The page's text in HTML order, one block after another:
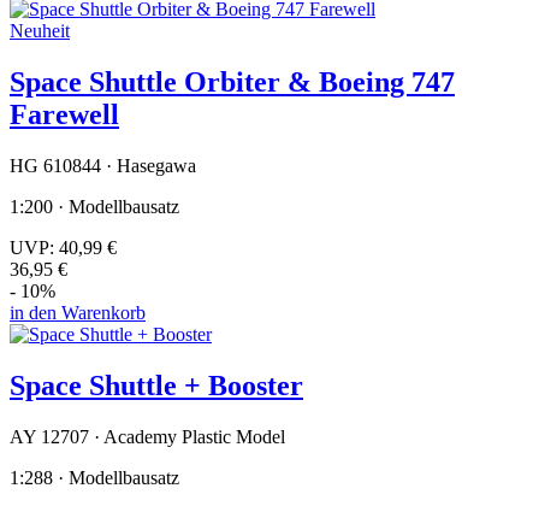
Neuheit
Space Shuttle Orbiter & Boeing 747
Farewell
HG 610844 · Hasegawa
1:200 · Modellbausatz
UVP: 40,99 €
36,95 €
- 10%
in den Warenkorb
Space Shuttle + Booster
AY 12707 · Academy Plastic Model
1:288 · Modellbausatz